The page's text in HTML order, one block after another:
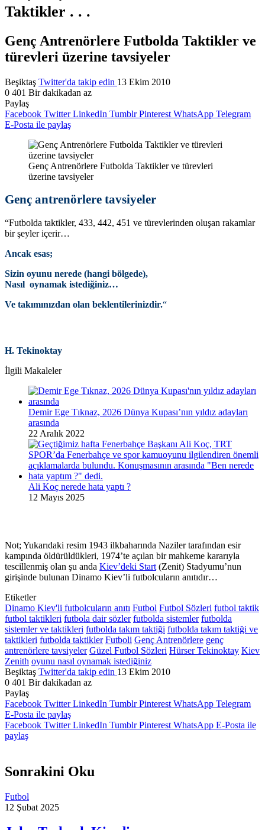
Taktikler . . .
Genç Antrenörlere Futbolda Taktikler ve
türevleri üzerine tavsiyeler
Beşiktaş Twitter'da takip edin 13 Ekim 2010
0 401 Bir dakikadan az
Paylaş
Facebook Twitter LinkedIn Tumblr Pinterest WhatsApp Telegram
E-Posta ile paylaş
Genç Antrenörlere Futbolda Taktikler ve türevleri
üzerine tavsiyeler
Genç antrenörlere tavsiyeler
“Futbolda taktikler, 433, 442, 451 ve türevlerinden oluşan rakamlar
bir şeyler içerir…
Ancak esas;
Sizin oyunu nerede (hangi bölgede),
Nasıl oynamak istediğiniz…
Ve takımınızdan olan beklentilerinizdir.“
H. Tekinoktay
İlgili Makaleler
Demir Ege Tıknaz, 2026 Dünya Kupası’nın yıldız adayları
arasında
22 Aralık 2022
Ali Koç nerede hata yaptı ?
12 Mayıs 2025
Not; Yukarıdaki resim 1943 ilkbaharında Naziler tarafından esir
kampında öldürüldükleri, 1974’te açılan bir mahkeme kararıyla
tescillenmiş olan şu anda Kiev’deki Start (Zenit) Stadyumu’nun
girişinde bulunan Dinamo Kiev’li futbolcuların anıtıdır…
Etiketler
Dinamo Kiev'li futbolcuların anıtı Futbol Futbol Sözleri futbol taktik
futbol taktikleri futbola dair sözler futbolda sistemler futbolda
sistemler ve taktikleri futbolda takım taktiği futbolda takım taktiği ve
taktikleri futbolda taktikler Futboli Genç Antrenörlere genç
antrenörlere tavsiyeler Güzel Futbol Sözleri Hürser Tekinoktay Kiev
Zenith oyunu nasıl oynamak istediğiniz
Beşiktaş Twitter'da takip edin 13 Ekim 2010
0 401 Bir dakikadan az
Paylaş
Facebook Twitter LinkedIn Tumblr Pinterest WhatsApp Telegram
E-Posta ile paylaş
Facebook Twitter LinkedIn Tumblr Pinterest WhatsApp E-Posta ile
paylaş
Sonrakini Oku
Futbol
12 Şubat 2025